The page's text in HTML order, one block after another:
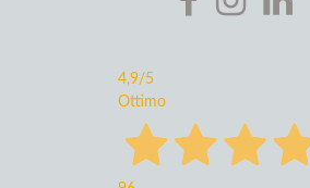
4,9/5
Ottimo